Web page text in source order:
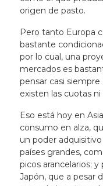
origen de pasto.
Pero tanto Europa
bastante
por lo cual, una
mercados es
pensar casi
existen las cuotas ni
Eso está hoy en
consumo en alza,
un poder
países grandes,
picos arancelarios;
Japón, que a pesar